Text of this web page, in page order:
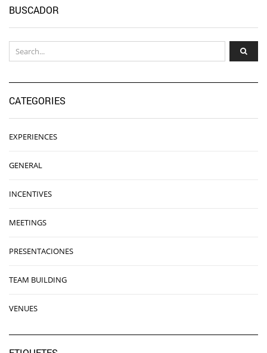
BUSCADOR
CATEGORIES
EXPERIENCES
GENERAL
INCENTIVES
MEETINGS
PRESENTACIONES
TEAM BUILDING
VENUES